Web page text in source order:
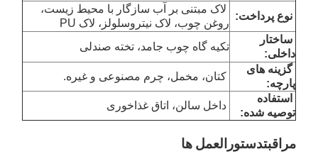
نوع پرداخت:
لاک مبتنی بر آب سازگار با محیط زیست،
روغن چوب، لاک نیتروسلولز، لاک PU
ساختار
داخلی:
تکیه گاه چوب جامد، تخته صندلی
گزینه های
پارچه:
کتان، مخمل، چرم مصنوعی و غیره.
استفاده
توصیه شده:
داخل سالن، اتاق غذاخوری
مراقبتدستورالعمل ها